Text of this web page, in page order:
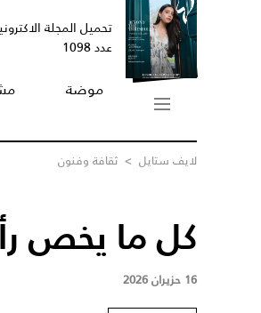
تحميل المجلة
عدد 1098
موضة
لايف ستايل > ثقافة وفنون
كل ما يخص رأس
16 حزيران 2026